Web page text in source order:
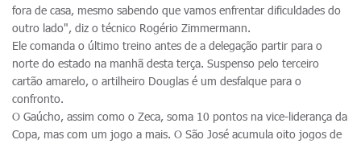
fora de casa, mesmo sabendo que vamos enfrentar dificuldades do
outro lado", diz o técnico Rogério Zimmermann.
Ele comanda o último treino antes de a delegação partir para o
norte do estado na manhã desta terça. Suspenso pelo terceiro
cartão amarelo, o artilheiro Douglas é um desfalque para o
confronto.
O Gaúcho, assim como o Zeca, soma 10 pontos na vice-liderança da
Copa, mas com um jogo a mais. O São José acumula oito jogos de